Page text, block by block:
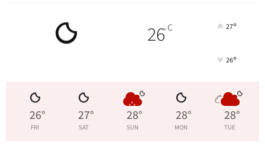
26°C 27°
26°
26°
FRI
27°
SAT
28°
SUN
28°
MON
28°
TUE